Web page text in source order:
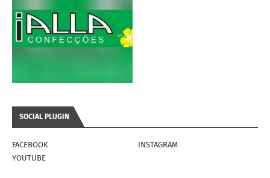
SOCIAL PLUGIN
FACEBOOK
INSTAGRAM
YOUTUBE